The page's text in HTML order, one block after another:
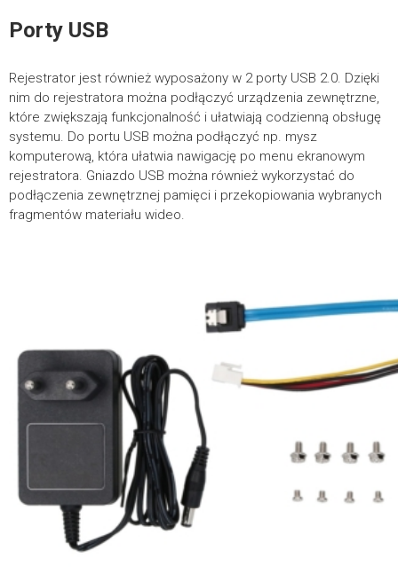
Porty USB
Rejestrator jest również wyposażony w 2 porty USB 2.0. Dzięki
nim do rejestratora można podłączyć urządzenia zewnętrzne,
które zwiększają funkcjonalność i ułatwiają codzienną obsługę
systemu. Do portu USB można podłączyć np. mysz
komputerową, która ułatwia nawigację po menu ekranowym
rejestratora. Gniazdo USB można również wykorzystać do
podłączenia zewnętrznej pamięci i przekopiowania wybranych
fragmentów materiału wideo.